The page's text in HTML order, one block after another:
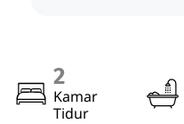
2
Kamar
Tidur